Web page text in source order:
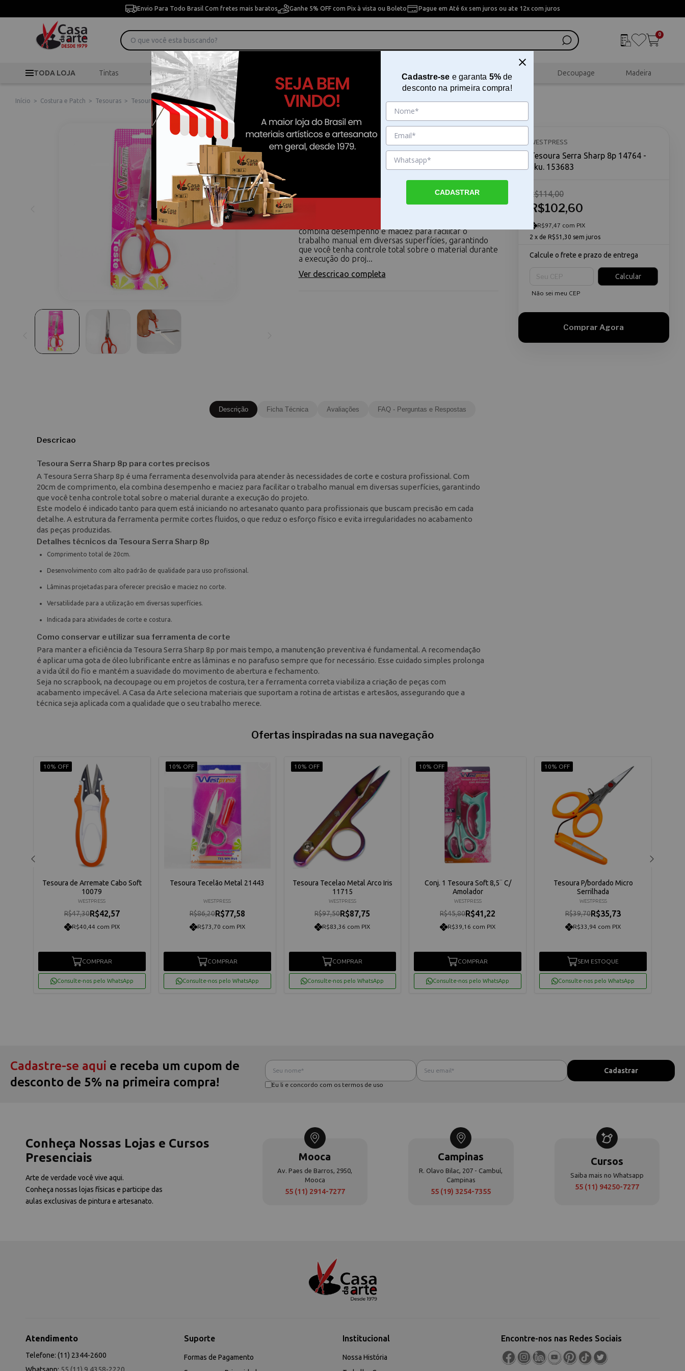
Envio Para Todo Brasil Com fretes mais baratos Ganhe 5% OFF com Pix à vista ou Boleto Pague em Até 6x sem juros ou ate 12x com juros
0
TODA LOJA Tintas Pincéis Desenho Pintura Artesanal Scrapbook Decoupage Madeira
Início > Costura e Patch > Tesouras > Tesoura Serra Sharp 8p 14764
Tesoura Serra Sharp 8p 14764
Tesoura Serra Sharp 8p para cortes precisos A
Tesoura Serra Sharp 8p é uma ferramenta
combina desempenho e maciez para facilitar o
trabalho manual em diversas superfícies, garantindo
que você tenha controle total sobre o material durante
a execução do proj...
Ver descricao completa
WESTPRESS
Tesoura Serra Sharp 8p 14764 -
Sku. 153683
R$102,60
R$114,00
R$97,47 com PIX
2 x de R$51,30 sem juros
Calcule o frete e prazo de entrega
Calcular
Não sei meu CEP
Descrição Ficha Técnica Avaliações FAQ - Perguntas e Respostas
Descricao
Tesoura Serra Sharp 8p para cortes precisos
A Tesoura Serra Sharp 8p é uma ferramenta desenvolvida para atender às necessidades de corte e costura profissional. Com
20cm de comprimento, ela combina desempenho e maciez para facilitar o trabalho manual em diversas superfícies, garantindo
que você tenha controle total sobre o material durante a execução do projeto.
Este modelo é indicado tanto para quem está iniciando no artesanato quanto para profissionais que buscam precisão em cada
detalhe. A estrutura da ferramenta permite cortes fluidos, o que reduz o esforço físico e evita irregularidades no acabamento
das peças produzidas.
Detalhes técnicos da Tesoura Serra Sharp 8p
Comprimento total de 20cm.
Desenvolvimento com alto padrão de qualidade para uso profissional.
Lâminas projetadas para oferecer precisão e maciez no corte.
Versatilidade para a utilização em diversas superfícies.
Indicada para atividades de corte e costura.
Como conservar e utilizar sua ferramenta de corte
Para manter a eficiência da Tesoura Serra Sharp 8p por mais tempo, a manutenção preventiva é fundamental. A recomendação
é aplicar uma gota de óleo lubrificante entre as lâminas e no parafuso sempre que for necessário. Esse cuidado simples prolonga
a vida útil do fio e mantém a suavidade do movimento de abertura e fechamento.
Seja no scrapbook, na decoupage ou em projetos de costura, ter a ferramenta correta viabiliza a criação de peças com
acabamento impecável. A Casa da Arte seleciona materiais que suportam a rotina de artistas e artesãos, assegurando que a
técnica seja aplicada com a qualidade que o seu trabalho merece.
Ofertas inspiradas na sua navegação
10% OFF
Tesoura de Arremate Cabo Soft
10079
WESTPRESS
R$47,30R$42,57
R$40,44 com PIX
COMPRAR
Consulte-nos pelo WhatsApp
10% OFF
Tesoura Tecelão Metal 21443
WESTPRESS
R$86,20R$77,58
R$73,70 com PIX
COMPRAR
Consulte-nos pelo WhatsApp
10% OFF
Tesoura Tecelao Metal Arco Iris
11715
WESTPRESS
R$97,50R$87,75
R$83,36 com PIX
COMPRAR
Consulte-nos pelo WhatsApp
10% OFF
Conj. 1 Tesoura Soft 8,5¨ C/
Amolador
WESTPRESS
R$45,80R$41,22
R$39,16 com PIX
COMPRAR
Consulte-nos pelo WhatsApp
10% OFF
Tesoura P/bordado Micro
Serrilhada
WESTPRESS
R$39,70R$35,73
R$33,94 com PIX
SEM ESTOQUE
Consulte-nos pelo WhatsApp
Cadastre-se aqui e receba um cupom de
desconto de 5% na primeira compra!
Eu li e concordo com os termos de uso
Conheça Nossas Lojas e Cursos
Presenciais
Arte de verdade você vive aqui.
Conheça nossas lojas físicas e participe das
aulas exclusivas de pintura e artesanato.
Mooca
Av. Paes de Barros, 2950,
Mooca
55 (11) 2914-7277
Campinas
R. Olavo Bilac, 207 - Cambuí,
Campinas
55 (19) 3254-7355
Cursos
Saiba mais no Whatsapp
55 (11) 94250-7277
Atendimento
Telefone: (11) 2344-2600
Whatsapp: 55 (11) 9 4358-2220
Suporte
Formas de Pagamento
Institucional
Nossa História
Encontre-nos nas Redes Sociais
Cadastre-se e garanta 5%de
desconto na primeira compra!
CADASTRAR